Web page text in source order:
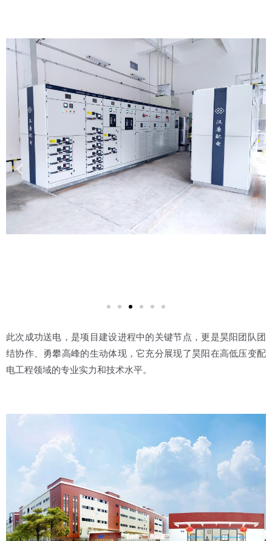
此次成功送电，是项目建设进程中的关键节点，更是昊阳团队团
结协作、勇攀高峰的生动体现，它充分展现了昊阳在高低压变配
电工程领域的专业实力和技术水平。